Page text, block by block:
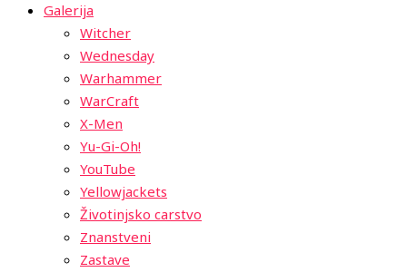
Galerija
Witcher
Wednesday
Warhammer
WarCraft
X-Men
Yu-Gi-Oh!
YouTube
Yellowjackets
Životinjsko carstvo
Znanstveni
Zastave